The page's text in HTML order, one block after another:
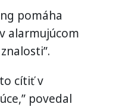
pomáha
alarmujúcom
cítiť v
povedal